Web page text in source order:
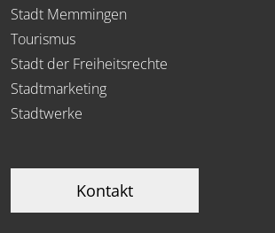
Stadt Memmingen
Tourismus
Stadt der Freiheitsrechte
Stadtmarketing
Stadtwerke
Kontakt